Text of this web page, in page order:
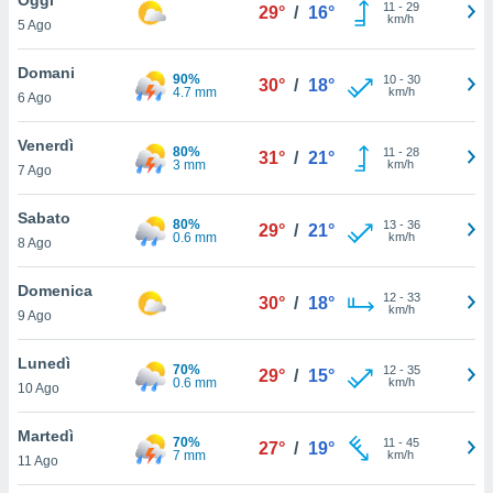
è
al sito
di
ci
di
il
un
la
nella
5 Ago
29° / 16° 11 - 29
km/h
Domani
6 Ago
90%
4.7 mm
30° / 18° 10- 30
km/h
Venerdì
7 Ago
80%
3 mm
31° / 21° 11 - 28
km/h
Sabato
8 Ago
80%
0.6 mm
29° / 21° 13- 36
km/h
Domenica
9 Ago
30° / 18° 12- 33
km/h
Lunedì
10 Ago
70%
0.6 mm
29° / 15° 12- 35
km/h
Martedì
11 Ago
70%
7 mm
27° / 19° 11 - 45
km/h